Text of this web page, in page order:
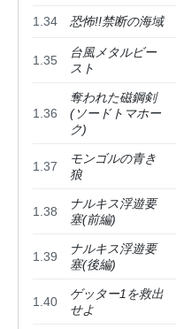
1.34 恐怖!!禁断の海域
1.35
台風メタルビー
スト
1.36
奪われた磁鋼剣
(ソードトマホー
ク)
1.37
モンゴルの青き
狼
1.38
ナルキス浮遊要
塞(前編)
1.39
ナルキス浮遊要
塞(後編)
1.40
ゲッター1を救出
せよ